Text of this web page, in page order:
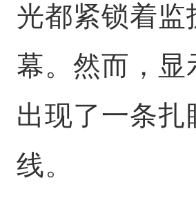
光都紧锁着监
幕。然而，显
出现了一条扎
线。